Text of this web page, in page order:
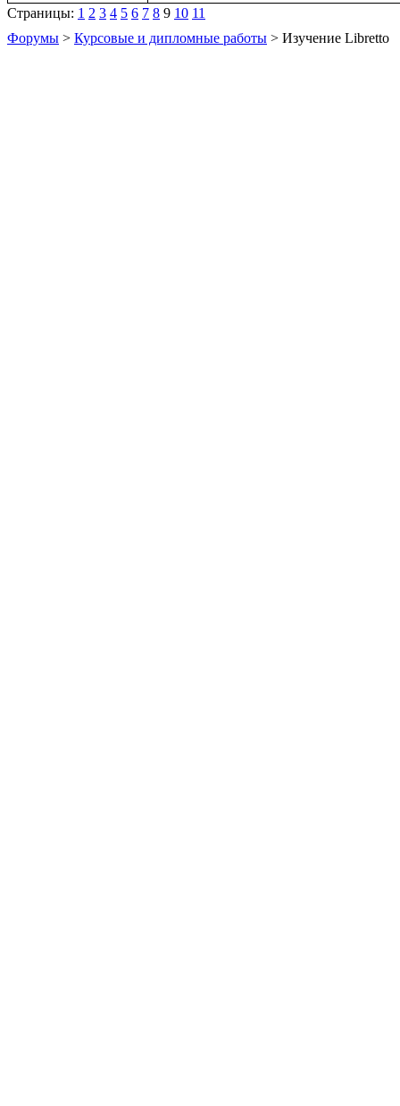
Страницы: 1 2 3 4 5 6 7 8 9 10 11
Форумы > Курсовые и дипломные работы > Изучение Libretto